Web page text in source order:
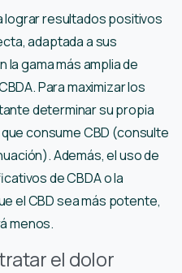
lograr resultados positivos
adaptada a sus
gama más amplia de
Para maximizar los
determinar su propia
consume CBD (consulte
Además, el uso de
de CBDA o la
el CBD sea más potente,
menos.
el dolor